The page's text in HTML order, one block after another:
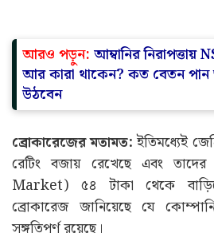
আরও পড়ুন: আম্বানির নিরাপত্তায়
আর কারা থাকেন? কত বেতন পান
উঠবেন
ব্রোকারেজের মতামত:ইতিমধ্যেই
রেটিং বজায় রেখেছে এবং তাদের
Market) ৫৪ টাকা থেকে
ব্রোকারেজ জানিয়েছে যে
সঙ্গতিপূর্ণ রয়েছে।